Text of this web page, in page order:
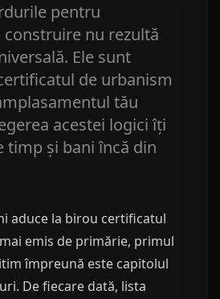
pentru
nu rezultă
Ele sunt
de urbanism
tău
acestei logici îți
timp și bani încă din
aduce la birou certificatul
emis de primărie, primul
împreună este capitolul
De fiecare dată, lista